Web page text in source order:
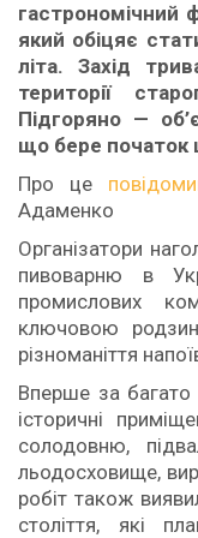
гастрономічний
який обіцяє
літа. Захід
території
Підгоряно —
що бере початок
Про це
Адаменко
Організатори
пивоварню в
промислових
ключовою
різноманіття
Вперше за багато
історичні
солодовню,
льодосховище,
робіт також
століття, які